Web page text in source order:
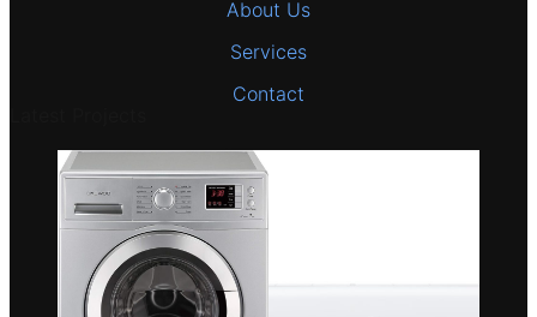
About Us
Services
Contact